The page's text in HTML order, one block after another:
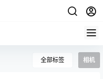
全部标签 相机